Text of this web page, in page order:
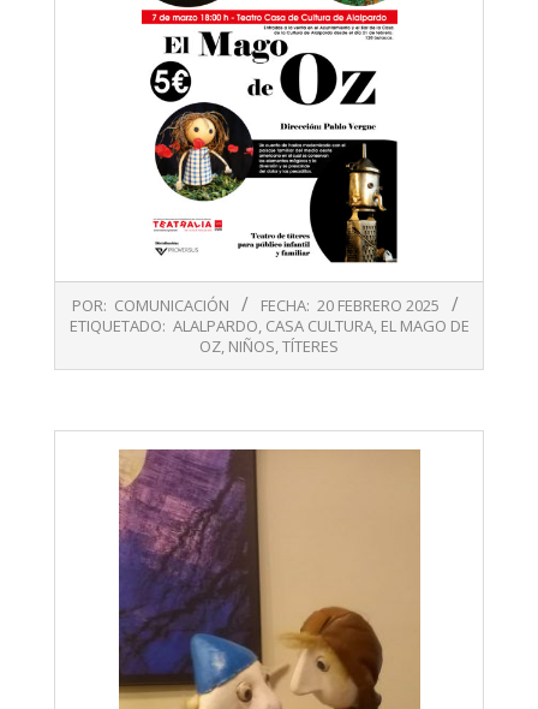
02-
POR: COMUNICACIÓN FECHA: 20 FEBRERO 2025
ETIQUETADO: ALALPARDO, CASA CULTURA, EL MAGO DE
OZ, NIÑOS,TÍTERES